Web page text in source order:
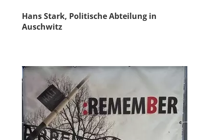
Hans Stark, Politische Abteilung in
Auschwitz